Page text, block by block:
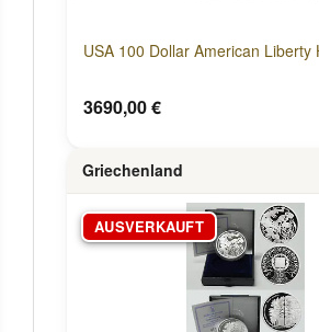
USA 100 Dollar American Liberty
3690,00 €
Griechenland
AUSVERKAUFT